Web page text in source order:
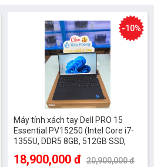
tuyệt đối. Hãng
việc trong điều
Máy tính xách tay Dell PRO 15
Essential PV15250 (Intel Core i7-
1355U, DDR5 8GB, 512GB SSD,
18,900,000 đ 20,900,000 đ
-10%